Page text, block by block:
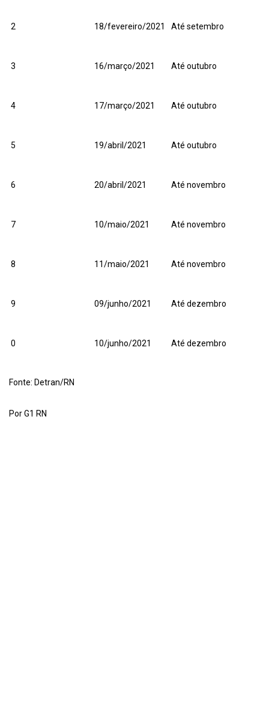
2 18/fevereiro/2021 Até setembro
3 16/março/2021 Até outubro
4 17/março/2021 Até outubro
5 19/abril/2021 Até outubro
6 20/abril/2021 Até novembro
7 10/maio/2021 Até novembro
8 11/maio/2021 Até novembro
9 09/junho/2021 Até dezembro
0 10/junho/2021 Até dezembro
Fonte: Detran/RN
Por G1 RN